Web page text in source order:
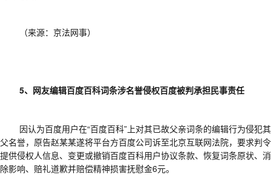
（来源：京法网事）
5、网友编辑百度百科词条涉名誉侵权百度被判承担民事责任
因认为百度用户在“百度百科”上对其已故父亲词条的编辑行为侵犯其
父名誉，原告赵某某遂将平台方百度公司诉至北京互联网法院，要求判令
提供侵权人信息、变更或撤销百度百科用户协议条款、恢复词条原状、消
除影响、赔礼道歉并赔偿精神损害抚慰金6元。